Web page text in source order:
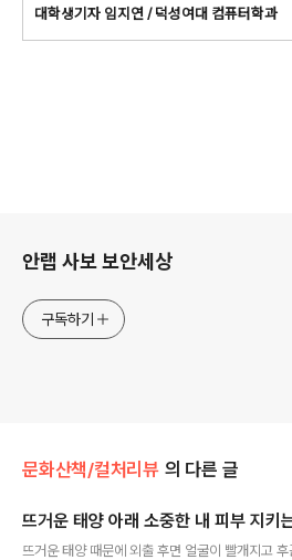
대학생기자 임지연 / 덕성여대 컴퓨터학과
안랩 사보 보안세상
구독하기
문화산책/컬처리뷰 의 다른 글
뜨거운 태양 아래 소중한 내 피부 지키
뜨거운 태양 때문에 외출 후면 얼굴이 빨개지고